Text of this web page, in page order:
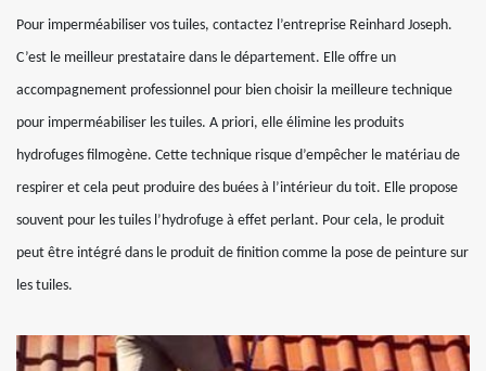
Pour imperméabiliser vos tuiles, contactez l’entreprise Reinhard Joseph.
C’est le meilleur prestataire dans le département. Elle offre un
accompagnement professionnel pour bien choisir la meilleure technique
pour imperméabiliser les tuiles. A priori, elle élimine les produits
hydrofuges filmogène. Cette technique risque d’empêcher le matériau de
respirer et cela peut produire des buées à l’intérieur du toit. Elle propose
souvent pour les tuiles l’hydrofuge à effet perlant. Pour cela, le produit
peut être intégré dans le produit de finition comme la pose de peinture sur
les tuiles.